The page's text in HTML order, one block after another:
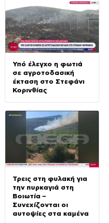
Υπό έλεγχο η φωτιά
σε αγροτοδασική
έκταση στο Στεφάνι
Κορινθίας
Τρεις στη φυλακή για
την πυρκαγιά στη
Βοιωτία –
Συνεχίζονται οι
αυτοψίες στα καμένα